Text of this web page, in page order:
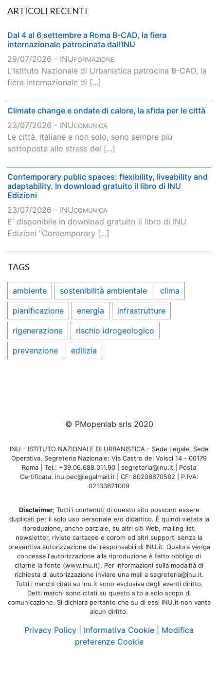
ARTICOLI RECENTI
Dal 4 al 6 settembre a Roma B-CAD, la fiera
internazionale patrocinata dall'INU
29/07/2026 - INUFORMAZIONE
L'Istituto Nazionale di Urbanistica patrocina B-CAD, la
fiera internazionale di [...]
Climate change e ondate di calore, la sfida per le città
23/07/2026 - INUCOMUNICA
Le città, italiane e non solo, sono sempre più
sottoposte allo stress del [...]
Contemporary public spaces: flexibility, liveability and
adaptability. In download gratuito il libro di INU
Edizioni
23/07/2026 - INUCOMUNICA
E' disponibile in download gratuito il libro di INU
Edizioni "Contemporary [...]
TAGS
ambiente sostenibilità ambientale clima
pianificazione energia infrastrutture
rigenerazione rischio idrogeologico
prevenzione edilizia
© PMopenlab srls 2020
INU - ISTITUTO NAZIONALE DI URBANISTICA - Sede Legale, Sede
Operativa, Segreteria Nazionale: Via Castro dei Volsci 14 - 00179
Roma | Tel.: +39.06.688.011.90 | segreteria@inu.it | Posta
Certificata: inu.pec@legalmail.it | CF: 80206670582 | P.IVA:
02133621009
Disclaimer; Tutti i contenuti di questo sito possono essere
duplicati per il solo uso personale e/o didattico. È quindi vietata la
riproduzione, anche parziale, su altri siti Web, mailing list,
newsletter, riviste cartacee e cdrom ed altri supporti senza la
preventiva autorizzazione dei responsabili di INU.it. Qualora venga
concessa l'autorizzazione alla riproduzione è fatto obbligo di
citarne la fonte (www.inu.it). Per informazioni sulla modalità di
richiesta di autorizzazione inviare una mail a segreteria@inu.it.
Tutti i marchi citati su inu.it sono esclusiva degli aventi diritto.
Detti marchi sono citati su questo sito a solo scopo di
comunicazione. Si dichiara pertanto che su di essi INU.it non vanta
alcun diritto.
Privacy Policy Informativa Cookie
Modifica
preferenze Cookie